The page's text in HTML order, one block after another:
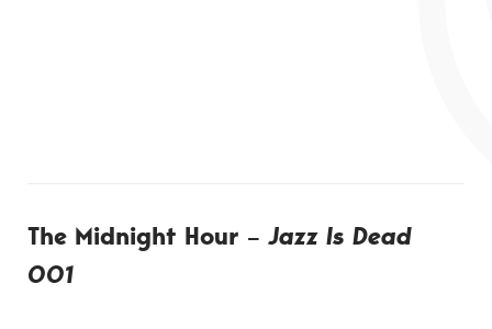
The Midnight Hour – Jazz Is Dead
001